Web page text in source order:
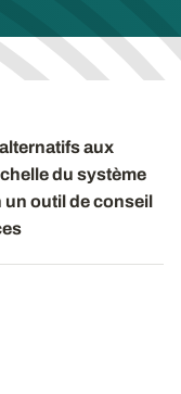
aux
du système
outil de conseil